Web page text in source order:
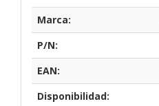
Marca:
P/N:
EAN:
Disponibilidad: